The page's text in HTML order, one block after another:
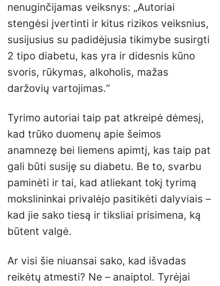
nenuginčijamas veiksnys: „Autoriai
stengėsi įvertinti ir kitus rizikos veiksnius,
susijusius su padidėjusia tikimybe susirgti
2 tipo diabetu, kas yra ir didesnis kūno
svoris, rūkymas, alkoholis, mažas
daržovių vartojimas.“
Tyrimo autoriai taip pat atkreipė dėmesį,
kad trūko duomenų apie šeimos
anamnezę bei liemens apimtį, kas taip pat
gali būti susiję su diabetu. Be to, svarbu
paminėti ir tai, kad atliekant tokį tyrimą
mokslininkai privalėjo pasitikėti dalyviais –
kad jie sako tiesą ir tiksliai prisimena, ką
būtent valgė.
Ar visi šie niuansai sako, kad išvadas
reikėtų atmesti? Ne – anaiptol. Tyrėjai